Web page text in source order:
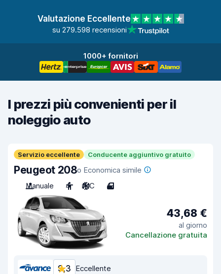
Valutazione Eccellente
su 279.598 recensioni
1000+ fornitori
I prezzi più convenienti per il
noleggio auto
Servizio eccellente Conducente aggiuntivo gratuito
Peugeot 208o Economica simile
Manuale
4 A/C 4
43,68 €
al giorno
Cancellazione gratuita
9,3 Eccellente